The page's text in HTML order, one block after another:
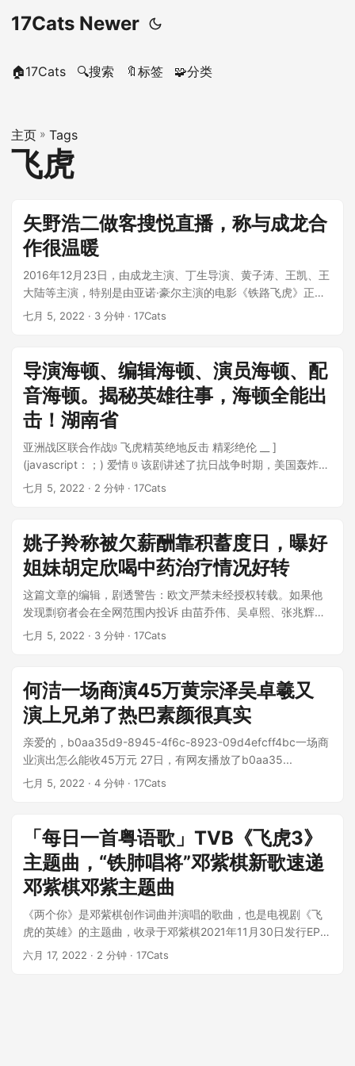
17Cats Newer
🏠17Cats 🔍搜索 🔖标签 🧩分类
主页 » Tags
飞虎
矢野浩二做客搜悦直播，称与成龙合
作很温暖
2016年12月23日，由成龙主演、丁生导演、黄子涛、王凯、王
大陆等主演，特别是由亚诺·豪尔主演的电影《铁路飞虎》正式
上映。在此之前，请使用...
七月 5, 2022 · 3 分钟 · 17Cats
导演海顿、编辑海顿、演员海顿、配
音海顿。揭秘英雄往事，海顿全能出
击！湖南省
亚洲战区联合作战𞓜 飞虎精英绝地反击 精彩绝伦 __ ]
(javascript：；) 爱情 𞓜 该剧讲述了抗日战争时期，美国轰炸机
被日军击败，八路军、国民军...
七月 5, 2022 · 2 分钟 · 17Cats
姚子羚称被欠薪酬靠积蓄度日，曝好
姐妹胡定欣喝中药治疗情况好转
这篇文章的编辑，剧透警告：欧文严禁未经授权转载。如果他
发现剽窃者会在全网范围内投诉 由苗乔伟、吴卓熙、张兆辉、
马德忠等帅哥主演的《飞虎三侠》系...
七月 5, 2022 · 3 分钟 · 17Cats
何洁一场商演45万黄宗泽吴卓羲又
演上兄弟了热巴素颜很真实
亲爱的，b0aa35d9-8945-4f6c-8923-09d4efcff4bc一场商
业演出怎么能收45万元 27日，有网友播放了b0aa35...
七月 5, 2022 · 4 分钟 · 17Cats
「每日一首粤语歌」TVB《飞虎3》
主题曲，“铁肺唱将”邓紫棋新歌速递
邓紫棋邓紫主题曲
《两个你》是邓紫棋创作词曲并演唱的歌曲，也是电视剧《飞
虎的英雄》的主题曲，收录于邓紫棋2021年11月30日发行EP
在《两个你》中。这首歌是...
六月 17, 2022 · 2 分钟 · 17Cats